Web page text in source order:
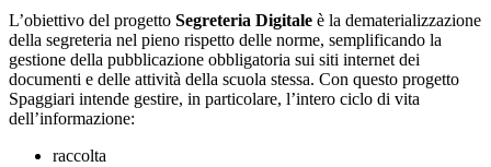
L’obiettivo del progetto Segreteria Digitale è la dematerializzazione
della segreteria nel pieno rispetto delle norme, semplificando la
gestione della pubblicazione obbligatoria sui siti internet dei
documenti e delle attività della scuola stessa. Con questo progetto
Spaggiari intende gestire, in particolare, l’intero ciclo di vita
dell’informazione:
raccolta